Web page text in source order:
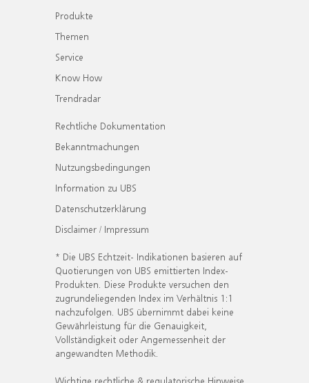
Produkte
Themen
Service
Know How
Trendradar
Rechtliche Dokumentation
Bekanntmachungen
Nutzungsbedingungen
Information zu UBS
Datenschutzerklärung
Disclaimer / Impressum
* Die UBS Echtzeit- Indikationen basieren auf
Quotierungen von UBS emittierten Index-
Produkten. Diese Produkte versuchen den
zugrundeliegenden Index im Verhältnis 1:1
nachzufolgen. UBS übernimmt dabei keine
Gewährleistung für die Genauigkeit,
Vollständigkeit oder Angemessenheit der
angewandten Methodik.